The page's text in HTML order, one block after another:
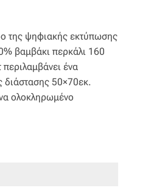
της ψηφιακής εκτύπωσης
βαμβάκι περκάλι 160
ένα
διάστασης 50×70εκ.
ολοκληρωμένο